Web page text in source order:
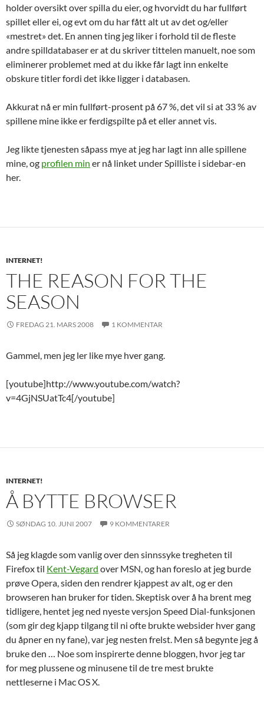
holder oversikt over spilla du eier, og hvorvidt du har fullført
spillet eller ei, og evt om du har fått alt ut av det og/eller
«mestret» det. En annen ting jeg liker i forhold til de fleste
andre spilldatabaser er at du skriver tittelen manuelt, noe som
eliminerer problemet med at du ikke får lagt inn enkelte
obskure titler fordi det ikke ligger i databasen.
Akkurat nå er min fullført-prosent på 67 %, det vil si at 33 % av
spillene mine ikke er ferdigspilte på et eller annet vis.
Jeg likte tjenesten såpass mye at jeg har lagt inn alle spillene
mine, og profilen min er nå linket under Spilliste i sidebar-en
her.
INTERNET!
THE REASON FOR THE
SEASON
FREDAG 21. MARS 2008 1 KOMMENTAR
Gammel, men jeg ler like mye hver gang.
[youtube]http://www.youtube.com/watch?
v=4GjNSUatTc4[/youtube]
INTERNET!
Å BYTTE BROWSER
SØNDAG 10. JUNI 2007 9 KOMMENTARER
Så jeg klagde som vanlig over den sinnssyke tregheten til
Firefox til Kent-Vegard over MSN, og han foreslo at jeg burde
prøve Opera, siden den rendrer kjappest av alt, og er den
browseren han bruker for tiden. Skeptisk over å ha brent meg
tidligere, hentet jeg ned nyeste versjon Speed Dial-funksjonen
(som gir deg kjapp tilgang til ni ofte brukte websider hver gang
du åpner en ny fane), var jeg nesten frelst. Men så begynte jeg å
bruke den … Noe som inspirerte denne bloggen, hvor jeg tar
for meg plussene og minusene til de tre mest brukte
nettleserne i Mac OS X.